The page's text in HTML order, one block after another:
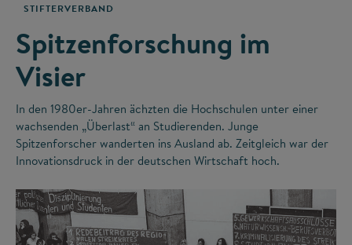
STIFTERVERBAND
Spitzenforschung im
Visier
In den 1980er-Jahren ächzten die Hochschulen unter einer
wachsenden „Überlast“ an Studierenden. Junge
Spitzenforscher wanderten ins Ausland ab. Zeitgleich war der
Innovationsdruck in der deutschen Wirtschaft hoch.